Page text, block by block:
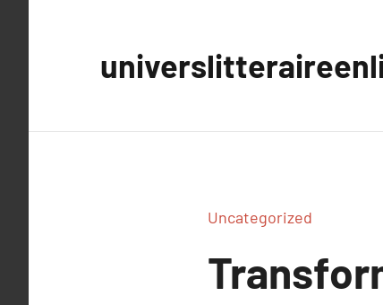
Uncategorized